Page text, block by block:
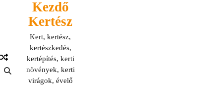
Kezdő
Kertész
Kert, kertész,
kertészkedés,
kertépítés, kerti
növények, kerti
virágok, évelő